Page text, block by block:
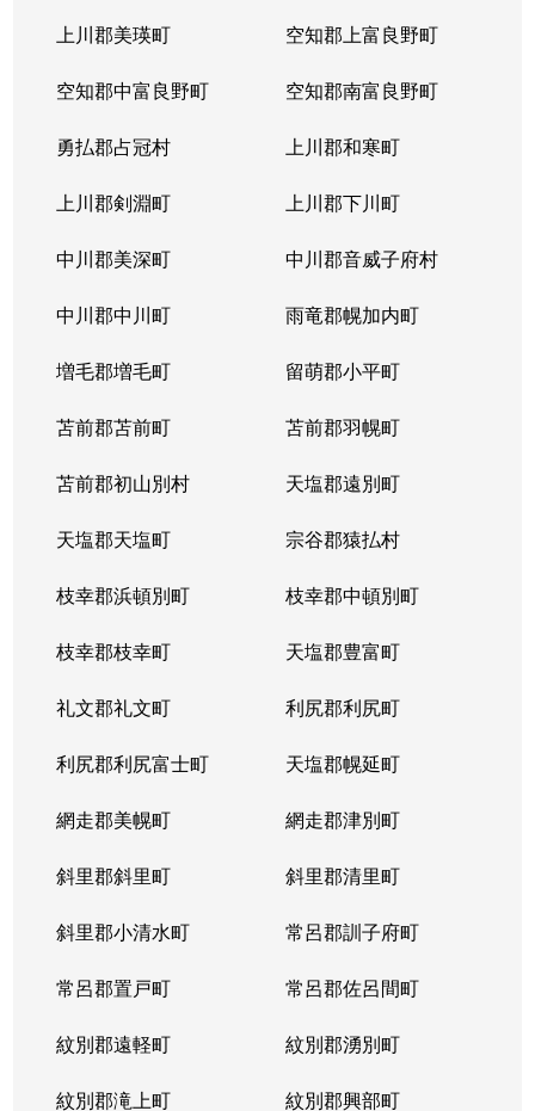
上川郡美瑛町 空知郡上富良野町
空知郡中富良野町 空知郡南富良野町
勇払郡占冠村 上川郡和寒町
上川郡剣淵町 上川郡下川町
中川郡美深町 中川郡音威子府村
中川郡中川町 雨竜郡幌加内町
増毛郡増毛町 留萌郡小平町
苫前郡苫前町 苫前郡羽幌町
苫前郡初山別村 天塩郡遠別町
天塩郡天塩町 宗谷郡猿払村
枝幸郡浜頓別町 枝幸郡中頓別町
枝幸郡枝幸町 天塩郡豊富町
礼文郡礼文町 利尻郡利尻町
利尻郡利尻富士町 天塩郡幌延町
網走郡美幌町 網走郡津別町
斜里郡斜里町 斜里郡清里町
斜里郡小清水町 常呂郡訓子府町
常呂郡置戸町 常呂郡佐呂間町
紋別郡遠軽町 紋別郡湧別町
紋別郡滝上町 紋別郡興部町